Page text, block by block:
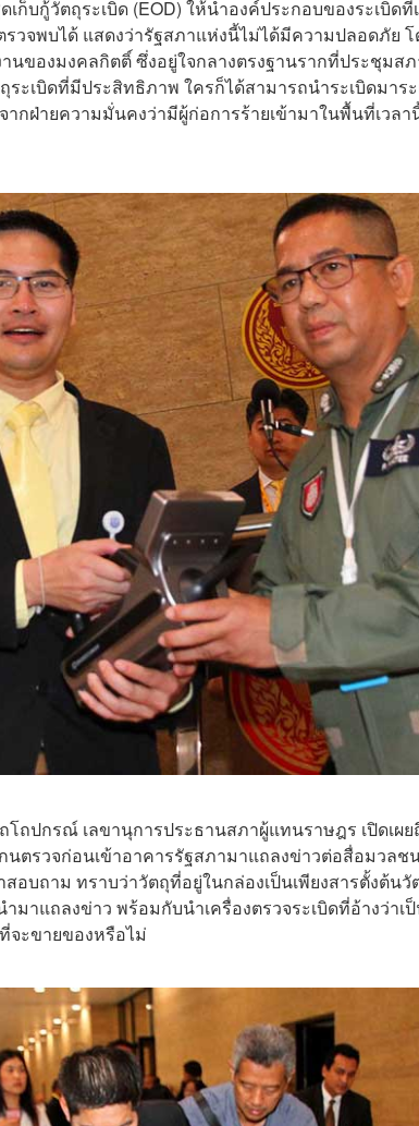
ก็บกู้วัตถุระเบิด (EOD) ให้นำองค์ประกอบของระเบิด
วจพบได้ แสดงว่ารัฐสภาแห่งนี้ไม่ได้มีความปลอดภัย โ
นของมงคลกิตติ์ ซึ่งอยู่ใจกลางตรงฐานรากที่ประชุมส
ระเบิดที่มีประสิทธิภาพ ใครก็ได้สามารถนำระเบิดมา
กฝ่ายความมั่นคงว่ามีผู้ก่อการร้ายเข้ามาในพื้นที่เวล
โถปกรณ์ เลขานุการประธานสภาผู้แทนราษฎร เปิดเ
กนตรวจก่อนเข้าอาคารรัฐสภามาแถลงข่าวต่อสื่อมว
อบถาม ทราบว่าวัตถุที่อยู่ในกล่องเป็นเพียงสารตั้งต้นวั
ำมาแถลงข่าว พร้อมกับนำเครื่องตรวจระเบิดที่อ้างว่
จะขายของหรือไม่